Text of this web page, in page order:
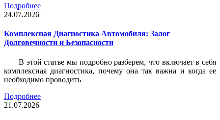
Подробнее
24.07.2026
Комплексная Диагностика Автомобиля: Залог
Долговечности и Безопасности
В этой статье мы подробно разберем, что включает в себя
комплексная диагностика, почему она так важна и когда ее
необходимо проводить
Подробнее
21.07.2026